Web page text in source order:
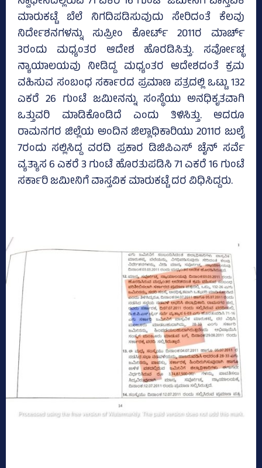
ಮಾರುಕಟ್ಟೆ ಬೆಲೆ ನಿಗದಿಪಡಿಸುವುದು ಸೇರಿದಂತೆ ಕೆಲವು
ನಿರ್ದೇಶನಗಳನ್ನು ಸುಪ್ರೀಂ ಕೋರ್ಟ್‌ 2011ರ ಮಾರ್ಚ್‌
3ರಂದು ಮಧ್ಯಂತರ ಆದೇಶ ಹೊರಡಿಸಿತ್ತು. ಸರ್ವೋಚ್ಛ
ನ್ಯಾಯಾಲಯವು ನೀಡಿದ್ದ ಮಧ್ಯಂತರ ಆದೇಶದಂತೆ ಕ್ರಮ
ವಹಿಸುವ ಸಂಬಂಧ ಸರ್ಕಾರದ ಪ್ರಮಾಣ ಪತ್ರದಲ್ಲಿ ಒಟ್ಟು 132
ಎಕರೆ 26 ಗುಂಟೆ ಜಮೀನನ್ನು ಸಂಸ್ಥೆಯು ಅನಧಿಕೃತವಾಗಿ
ಒತ್ತುವರಿ ಮಾಡಿಕೊಂಡಿದೆ ಎಂದು ತಿಳಿಸಿತ್ತು. ಆದರೂ
ರಾಮನಗರ ಜಿಲ್ಲೆಯ ಅಂದಿನ ಜಿಲ್ಲಾಧಿಕಾರಿಯು 2011ರ ಜುಲೈ
7ರಂದು ಸಲ್ಲಿಸಿದ್ದ ವರದಿ ಪ್ರಕಾರ ಡಿಜಿಪಿಎಸ್ ಚೈನ್‌ ಸರ್ವೆ
ವ್ಯತ್ಯಾಸ 6 ಎಕರೆ 3 ಗುಂಟೆ ಹೊರತುಪಡಿಸಿ 71 ಎಕರೆ 16 ಗುಂಟೆ
ಸರ್ಕಾರಿ ಜಮೀನಿಗೆ ವಾಸ್ತವಿಕ ಮಾರುಕಟ್ಟೆ ದರ ವಿಧಿಸಿದ್ದರು.